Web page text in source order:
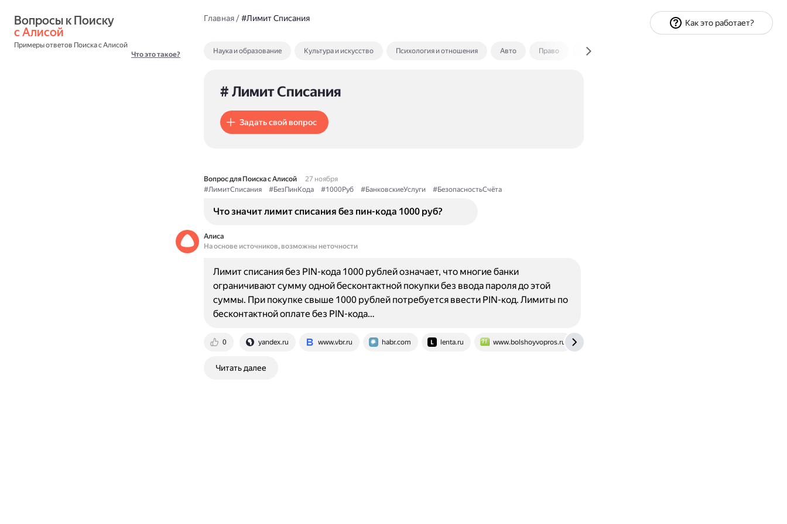
с Алисой
Примеры ответов Поиска с Алисой
Что это такое?
Главная/#Лимит Списания
Наука и образование Культура и искусство Психология и отношения Авто Право Экономика и финансы
# Лимит Списания
Задать свой вопрос
Вопрос для Поиска с Алисой
27 ноября
#ЛимитСписания
#БезПинКода #1000Руб #БанковскиеУслуги #БезопасностьСчёта
Что значит лимит списания без пин-кода 1000 руб?
Алиса
На основе источников, возможны неточности
0 yandex.ru www.vbr.ru habr.com lenta.ru www.bolshoyvopros.ru
Лимит списания без PIN-кода 1000 рублей означает, что многие банки
ограничивают сумму одной бесконтактной покупки без ввода пароля до этой
суммы. При покупке свыше 1000 рублей потребуется ввести PIN-код. Лимиты по
бесконтактной оплате без PIN-кода…
Читать далее
Как это работает?